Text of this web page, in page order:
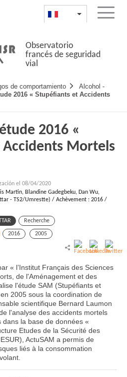
List additional
Menu
Observatorio
francés de seguridad
vial
de comportamiento
Alcohol -
2016 « Stupéfiants et Accidents
2016 «
Mortels
el 08/04/2020
Martin, Blandine Gadegbeku, Dan Wu,
- TS2/Umrestte) / Achèvement : 2016 /
Recherche
2016 2005
« l’Institut Français des Sciences
de l'Aménagement et des
l'étude SAM (Stupéfiants et
2005 sous la coordination de
scientifique Bernard Laumon
l'analyse des accidents mortels
la base de données «
Etudes de la Sécurité des
ActuSAM a permis de
liés à la consommation